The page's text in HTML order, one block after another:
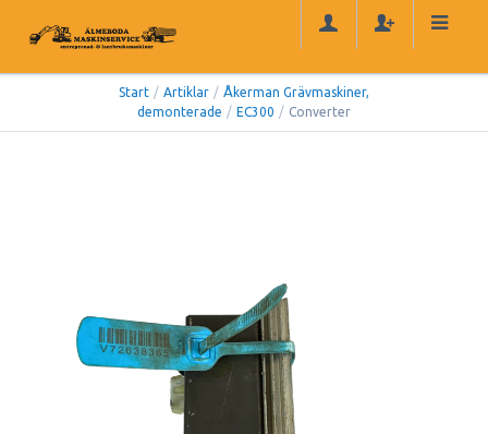
Start / Artiklar / Åkerman Grävmaskiner,
demonterade / EC300 / Converter